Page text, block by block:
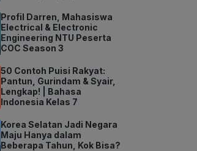
Profil Darren, Mahasiswa
Electrical & Electronic
Engineering NTU Peserta
COC Season 3
50 Contoh Puisi Rakyat:
Pantun, Gurindam & Syair,
Lengkap! | Bahasa
Indonesia Kelas 7
Korea Selatan Jadi Negara
Maju Hanya dalam
Beberapa Tahun, Kok Bisa?